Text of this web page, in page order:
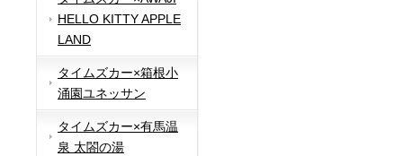
HELLO KITTY APPLE
LAND
タイムズカー×箱根小
涌園ユネッサン
タイムズカー×有馬温
泉 太閤の湯